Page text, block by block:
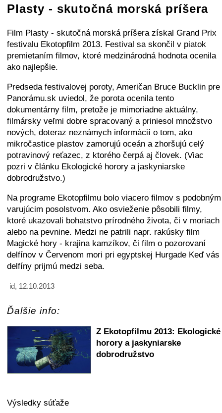
Plasty - skutočná morská príšera
Film Plasty - skutočná morská príšera získal Grand Prix
festivalu Ekotopfilm 2013. Festival sa skončil v piatok
premietaním filmov, ktoré medzinárodná hodnota ocenila
ako najlepšie.
Predseda festivalovej poroty, Američan Bruce Bucklin pre
Panorámu.sk uviedol, že porota ocenila tento
dokumentárny film, pretože je mimoriadne aktuálny,
filmársky veľmi dobre spracovaný a priniesol množstvo
nových, doteraz neznámych informácií o tom, ako
mikročastice plastov zamorujú oceán a zhoršujú celý
potravinový reťazec, z ktorého čerpá aj človek. (Viac
pozri v článku Ekologické horory a jaskyniarske
dobrodružstvo.)
Na programe Ekotopfilmu bolo viacero filmov s podobným
varujúcim posolstvom. Ako osvieženie pôsobili filmy,
ktoré ukazovali bohatstvo prírodného života, či v moriach
alebo na pevnine. Medzi ne patrili napr. rakúsky film
Magické hory - krajina kamzíkov, či film o pozorovaní
delfínov v Červenom mori pri egyptskej Hurgade Keď vás
delfíny prijmú medzi seba.
id, 12.10.2013
Ďalšie info:
Z Ekotopfilmu 2013: Ekologické
horory a jaskyniarske
dobrodružstvo
Výsledky súťaže